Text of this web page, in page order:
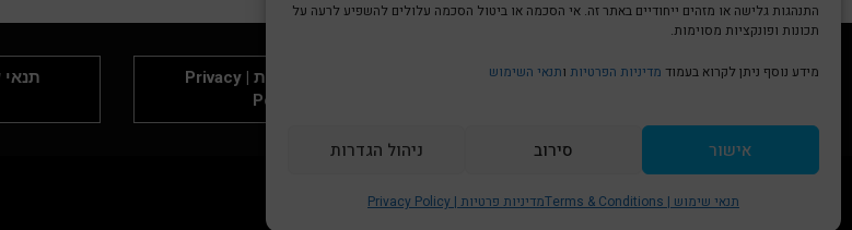
התנהגות גלישה או מזהים ייחודיים באתר זה. אי הסכמה או ביטול הסכמה עלולים להשפיע לרעה על
תכונות ופונקציות מסוימות.
מידע נוסף ניתן לקרוא בעמוד מדיניות הפרטיות ותנאי השימוש
אישור סירוב ניהול הגדרות
תנאי שימוש | Terms & Conditions מדיניות פרטיות | Privacy Policy
הצהרת נגישות | Accessibility
מדיניות פרטיות | Privacy
Policy
גלילה
לראש